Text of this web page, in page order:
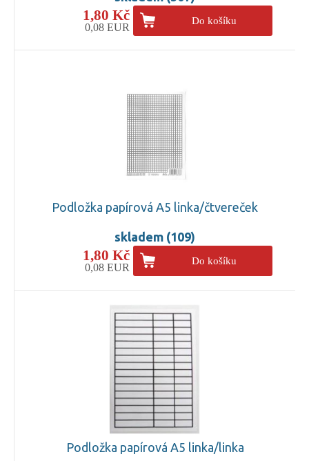
1,80 Kč
0,08 EUR
Do košíku
Podložka papírová A5 linka/čtvereček
skladem (109)
1,80 Kč
0,08 EUR
Do košíku
Podložka papírová A5 linka/linka